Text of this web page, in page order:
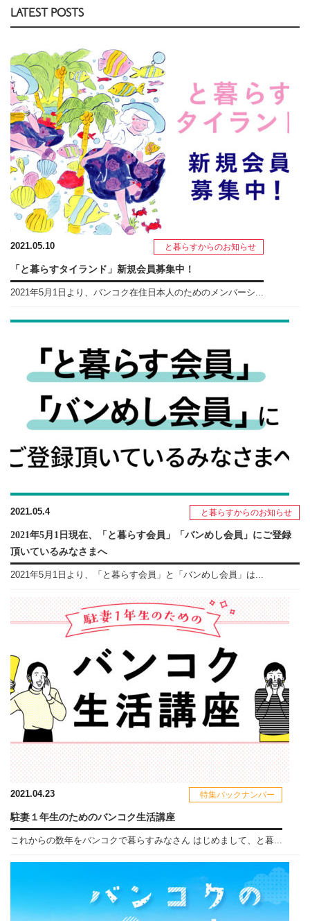
LATEST POSTS
2021.05.10 と暮らすからのお知らせ
「と暮らすタイランド」新規会員募集中！
2021年5月1日より、バンコク在住日本人のためのメンバーシ...
2021.05.4 と暮らすからのお知らせ
2021年5月1日現在、「と暮らす会員」「バンめし会員」にご登録
頂いているみなさまへ
2021年5月1日より、「と暮らす会員」と「バンめし会員」は...
2021.04.23 特集バックナンバー
駐妻１年生のためのバンコク生活講座
これからの数年をバンコクで暮らすみなさん はじめまして、と暮...